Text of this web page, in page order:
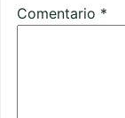
Comentario *